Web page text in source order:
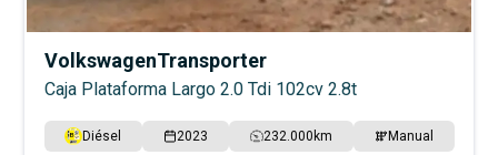
VolkswagenTransporter
Caja Plataforma Largo 2.0 Tdi 102cv 2.8t
Diésel 2023 232.000 km Manual